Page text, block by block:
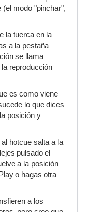
(el modo "pinchar",
la tuerca en la
a la pestaña
se llama
reproducción
es como viene
lo que dices
posición y
hotcue salta a la
pulsado el
a la posición
o hagas otra
a los